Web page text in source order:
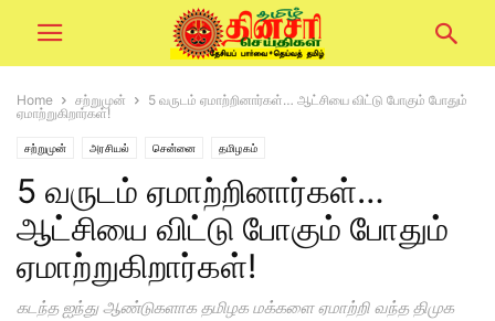
Home சற்றுமுன்
5 வருடம் ஏமாற்றினார்கள்… ஆட்சியை விட்டு போகும் போதும்
ஏமாற்றுகிறார்கள்!
சற்றுமுன் அரசியல் சென்னை தமிழகம்
5 வருடம் ஏமாற்றினார்கள்…
ஆட்சியை விட்டு போகும் போதும்
ஏமாற்றுகிறார்கள்!
கடந்த ஐந்து ஆண்டுகளாக தமிழக மக்களை ஏமாற்றி வந்த திமுக